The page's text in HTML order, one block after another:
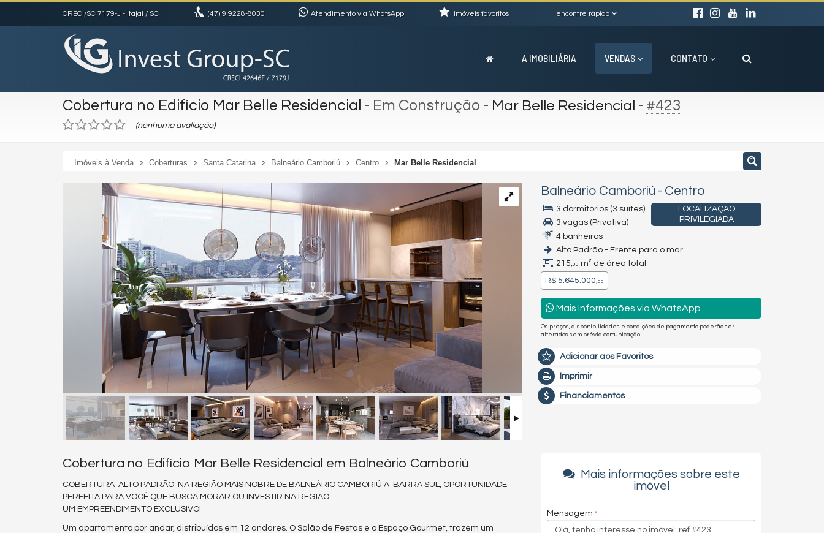
CRECI/SC 7179-J - Itajaí / SC (47) 9.9228-8030 Atendimento via WhatsApp encontre rápido
imóveis favoritos
A IMOBILIÁRIA VENDAS CONTATO
Cobertura no Edifício Mar Belle Residencial - Em Construção - Mar Belle Residencial - #423
(nenhuma avaliação)
Imóveis à Venda Coberturas Santa Catarina Balneário Camboriú Centro Mar Belle Residencial
Balneário Camboriú - Centro
LOCALIZAÇÃO
PRIVILEGIADA
3 dormitórios (3 suítes)
3 vagas (Privativa)
4 banheiros
Alto Padrão - Frente para o mar
215,00 m² de área total
R$ 5.645.000,00
Mais Informações via WhatsApp
Os preços, disponibilidades e condições de pagamento poderão ser
alterados sem prévia comunicação.
Adicionar aos Favoritos
Imprimir
Financiamentos
Cobertura no Edifício Mar Belle Residencial em Balneário Camboriú
COBERTURA ALTO PADRÃO NA REGIÃO MAIS NOBRE DE BALNEÁRIO CAMBORIÚ A BARRA SUL, OPORTUNIDADE
PERFEITA PARA VOCÊ QUE BUSCA MORAR OU INVESTIR NA REGIÃO.
UM EMPREENDIMENTO EXCLUSIVO!
Um apartamento por andar, distribuídos em 12 andares. O Salão de Festas e o Espaço Gourmet, trazem um
Mais informações sobre este
imóvel
Mensagem